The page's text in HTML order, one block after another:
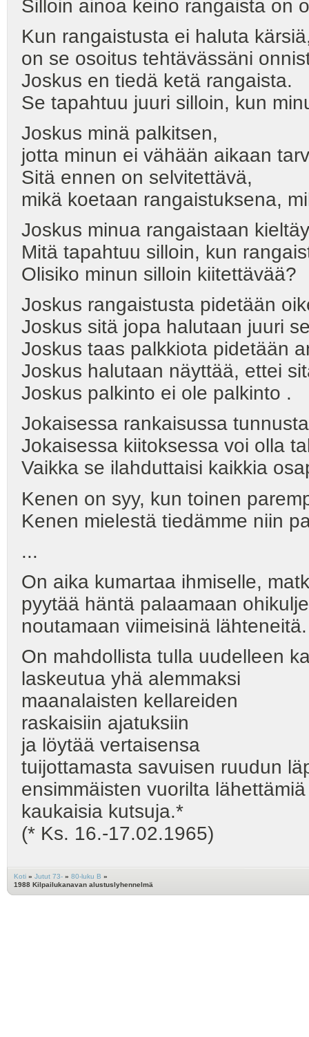
Silloin ainoa keino rangaista on
Kun rangaistusta ei haluta
on se osoitus tehtävässäni
Joskus en tiedä ketä rangaista.
Se tapahtuu juuri silloin, kun
Joskus minä palkitsen,
jotta minun ei vähään aikaan
Sitä ennen on selvitettävä,
mikä koetaan rangaistuksena,
Joskus minua rangaistaan
Mitä tapahtuu silloin, kun
Olisiko minun silloin kiitettävää?
Joskus rangaistusta pidetään
Joskus sitä jopa halutaan juuri
Joskus taas palkkiota pidetään
Joskus halutaan näyttää, ettei
Joskus palkinto ei ole palkinto .
Jokaisessa rankaisussa
Jokaisessa kiitoksessa voi olla
Vaikka se ilahduttaisi kaikkia
Kenen on syy, kun toinen
Kenen mielestä tiedämme niin
...
On aika kumartaa ihmiselle,
pyytää häntä palaamaan
noutamaan viimeisinä lähteneitä.
On mahdollista tulla uudelleen
laskeutua yhä alemmaksi
maanalaisten kellareiden
raskaisiin ajatuksiin
ja löytää vertaisensa
tuijottamasta savuisen ruudun
ensimmäisten vuorilta lähettämiä
kaukaisia kutsuja.*
(* Ks. 16.-17.02.1965)
Koti » Jutut 73- » 80-luku B »
1988 Kilpailukanavan alustuslyhennelmä